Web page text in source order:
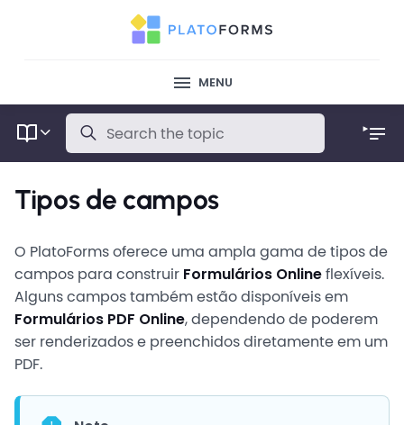
MENU
Tipos de campos
O PlatoForms oferece uma ampla gama de tipos de
campos para construir Formulários Onlineflexíveis.
Alguns campos também estão disponíveis em
Formulários PDF Online, dependendo de poderem
ser renderizados e preenchidos diretamente em um
PDF.